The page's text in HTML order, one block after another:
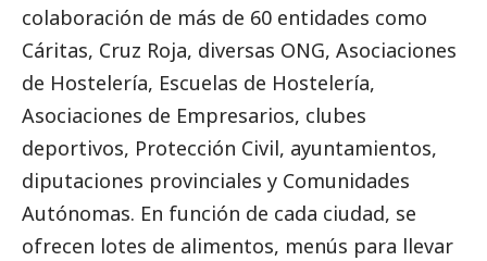
colaboración de más de 60 entidades como
Cáritas, Cruz Roja, diversas ONG, Asociaciones
de Hostelería, Escuelas de Hostelería,
Asociaciones de Empresarios, clubes
deportivos, Protección Civil, ayuntamientos,
diputaciones provinciales y Comunidades
Autónomas. En función de cada ciudad, se
ofrecen lotes de alimentos, menús para llevar